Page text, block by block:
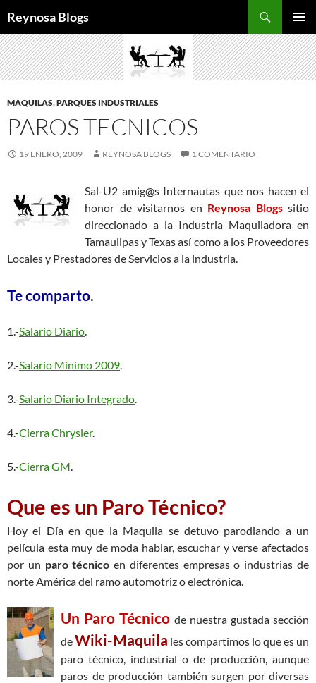
Reynosa Blogs
MENÚ
AL
CONTENIDO
MAQUILAS,PARQUES INDUSTRIALES
PAROS TECNICOS
19 ENERO, 2009 REYNOSA BLOGS 1 COMENTARIO
Sal-U2 amig@s Internautas que nos hacen el
honor de visitarnos en Reynosa Blogssitio
direccionado a la Industria Maquiladora en
Tamaulipas y Texas así como a los Proveedores
Locales y Prestadores de Servicios a la industria.
Te comparto.
1.-Salario Diario.
2.-Salario Mínimo 2009.
3.-Salario Diario Integrado.
4.-Cierra Chrysler.
5.-Cierra GM.
Que es un Paro Técnico?
Hoy el Día en que la Maquila se detuvo parodiando a un
película esta muy de moda hablar, escuchar y verse afectados
por un paro técnico en diferentes empresas o industrias de
norte América del ramo automotriz o electrónica.
Un Paro Técnico de nuestra gustada sección
deWiki-Maquila les compartimos lo que es un
paro técnico, industrial o de producción, aunque
paros de producción también surgen por diversas